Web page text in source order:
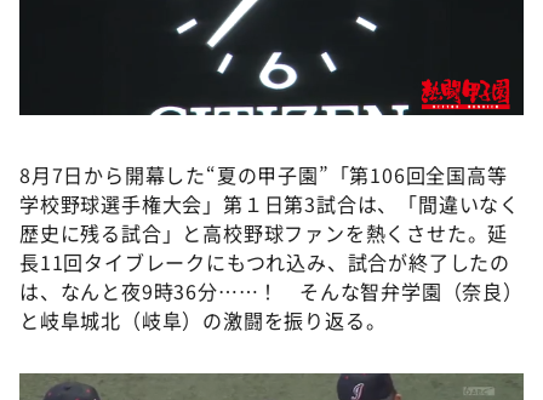
本日はダイアンなり！シーズン２
朝だ！生です旅サラダ
教えて！ニュースライブ 正義のミカタ
新婚さんいらっしゃい！
ポツンと一軒家
ザキ山小屋本館
ぺこぱのまるスポ
8月7日から開幕した“夏の甲子園”「第106回全国高等
学校野球選手権大会」第１日第3試合は、「間違いなく
歴史に残る試合」と高校野球ファンを熱くさせた。延
長11回タイブレークにもつれ込み、試合が終了したの
は、なんと夜9時36分……！ そんな智弁学園（奈良）
と岐阜城北（岐阜）の激闘を振り返る。